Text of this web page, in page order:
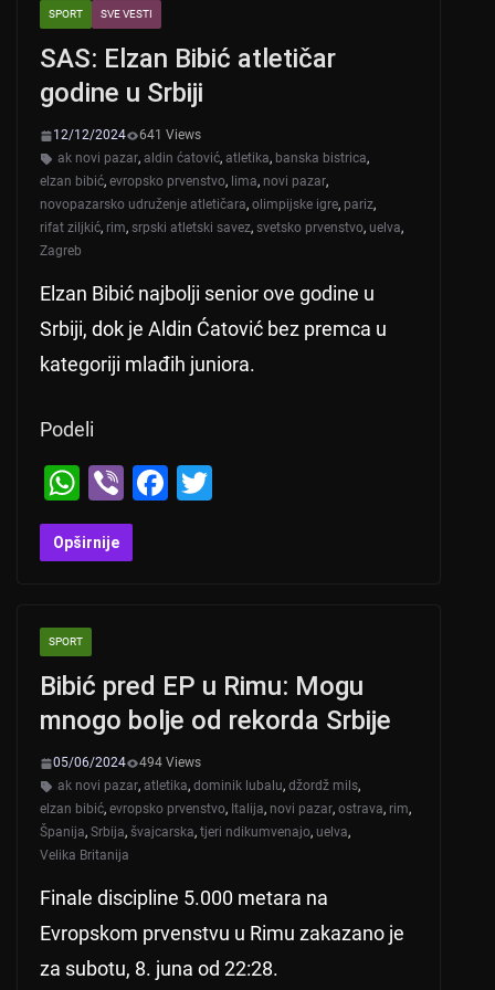
SPORT SVE VESTI
SAS: Elzan Bibić atletičar
godine u Srbiji
12/12/2024
641 Views
ak novi pazar, aldin ćatović, atletika, banska bistrica,
elzan bibić, evropsko prvenstvo, lima, novi pazar,
novopazarsko udruženje atletičara, olimpijske igre, pariz,
rifat ziljkić, rim, srpski atletski savez, svetsko prvenstvo, uelva,
Zagreb
Elzan Bibić najbolji senior ove godine u
Srbiji, dok je Aldin Ćatović bez premca u
kategoriji mlađih juniora.
Podeli
W
h
at
A
p
p
Vi
b
er
F
o
k
Opširnije
SPORT
Bibić pred EP u Rimu: Mogu
mnogo bolje od rekorda Srbije
05/06/2024
494 Views
ak novi pazar, atletika, dominik lubalu, džordž mils,
elzan bibić, evropsko prvenstvo, Italija, novi pazar, ostrava, rim,
Španija, Srbija, švajcarska, tjeri ndikumvenajo, uelva,
Velika Britanija
Finale discipline 5.000 metara na
Evropskom prvenstvu u Rimu zakazano je
za subotu, 8. juna od 22:28.